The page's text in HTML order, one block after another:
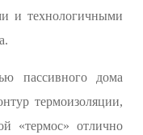
и технологичными
пассивного дома
термоизоляции,
«термос» отлично